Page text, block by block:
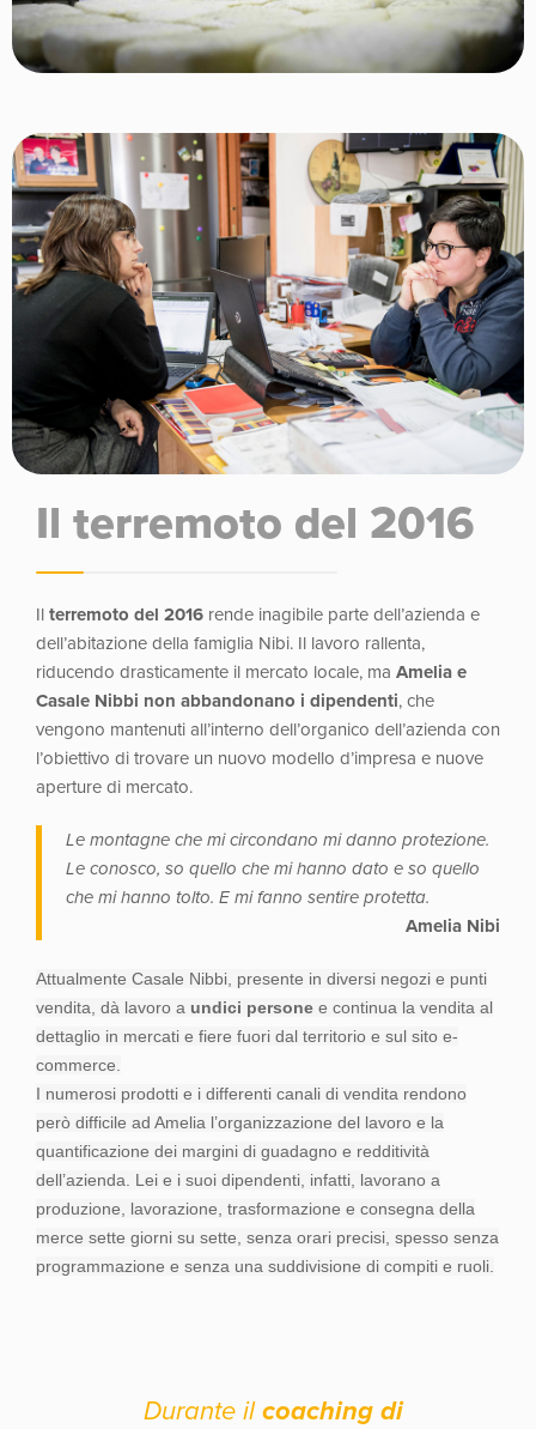
Il terremoto del 2016
Ilterremoto del 2016 rende inagibile parte dell’azienda e
dell’abitazione della famiglia Nibi. Il lavoro rallenta,
riducendo drasticamente il mercato locale, ma Amelia e
Casale Nibbi non abbandonano i dipendenti, che
vengono mantenuti all’interno dell’organico dell’azienda con
l’obiettivo di trovare un nuovo modello d’impresa e nuove
aperture di mercato.
Le montagne che mi circondano mi danno protezione.
Le conosco, so quello che mi hanno dato e so quello
che mi hanno tolto. E mi fanno sentire protetta.
Amelia Nibi
Attualmente Casale Nibbi, presente in diversi negozi e punti
vendita, dà lavoro a undici persone e continua la vendita al
dettaglio in mercati e fiere fuori dal territorio e sul sito e-
commerce.
I numerosi prodotti e i differenti canali di vendita rendono
però difficile ad Amelia l’organizzazione del lavoro e la
quantificazione dei margini di guadagno e redditività
dell’azienda. Lei e i suoi dipendenti, infatti, lavorano a
produzione, lavorazione, trasformazione e consegna della
merce sette giorni su sette, senza orari precisi, spesso senza
programmazione e senza una suddivisione di compiti e ruoli.
Durante ilcoaching di